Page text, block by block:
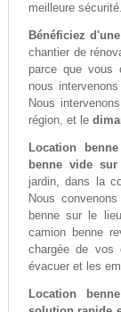
meilleure sécurité.
Bénéficiez
chantier de
parce que vous
nous
Nous
région, et le
Location
benne vide
jardin, dans la
Nous
benne sur le
camion benne
chargée de vos
évacuer et les
Location